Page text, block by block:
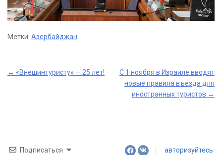
Метки: Азербайджан
Post
← «Внешинтуристу» — 25 лет!
C 1 ноября в Израиле вводят
новые правила въезда для
иностранных туристов →
Подписаться авторизуйтесь